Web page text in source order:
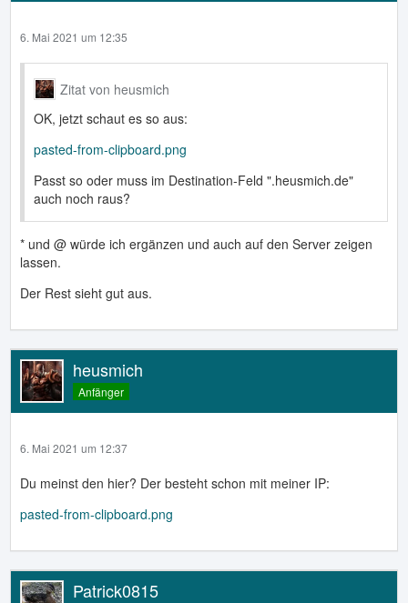
6. Mai 2021 um 12:35
Zitat von heusmich
OK, jetzt schaut es so aus:
pasted-from-clipboard.png
Passt so oder muss im Destination-Feld ".heusmich.de"
auch noch raus?
* und @ würde ich ergänzen und auch auf den Server zeigen
lassen.
Der Rest sieht gut aus.
heusmich
Anfänger
6. Mai 2021 um 12:37
Du meinst den hier? Der besteht schon mit meiner IP:
pasted-from-clipboard.png
Patrick0815